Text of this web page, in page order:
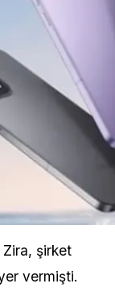
Zira, şirket
vermişti.